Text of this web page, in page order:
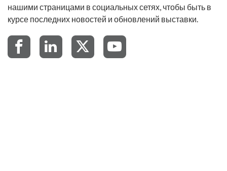
нашими страницами в социальных сетях, чтобы быть в
курсе последних новостей и обновлений выставки.